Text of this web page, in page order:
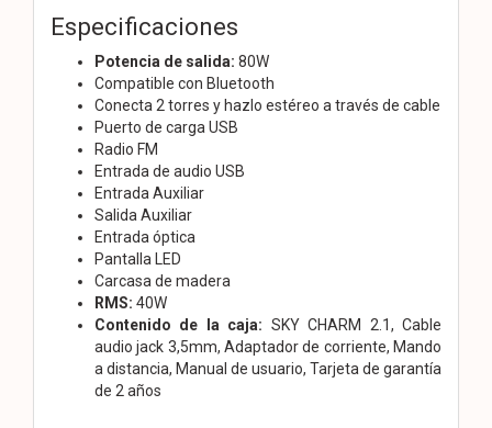
Especificaciones
Potencia de salida: 80W
Compatible con Bluetooth
Conecta 2 torres y hazlo estéreo a través de cable
Puerto de carga USB
Radio FM
Entrada de audio USB
Entrada Auxiliar
Salida Auxiliar
Entrada óptica
Pantalla LED
Carcasa de madera
RMS: 40W
Contenido de la caja: SKY CHARM 2.1, Cable
audio jack 3,5mm, Adaptador de corriente, Mando
a distancia, Manual de usuario, Tarjeta de garantía
de 2 años